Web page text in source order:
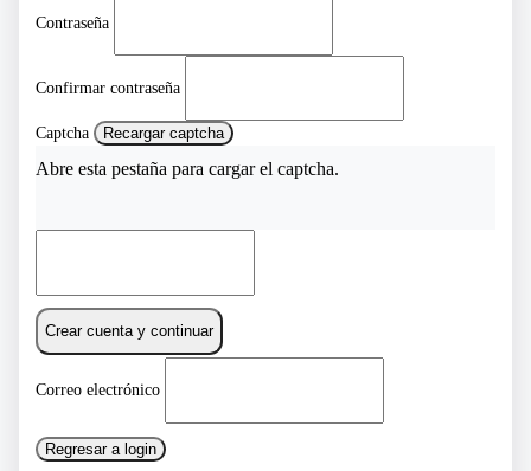
Contraseña
Confirmar contraseña
Captcha Recargar captcha
Abre esta pestaña para cargar el captcha.
Crear cuenta y continuar
Correo electrónico
Regresar a login